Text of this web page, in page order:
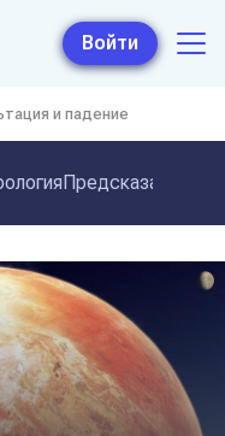
Войти
и падение